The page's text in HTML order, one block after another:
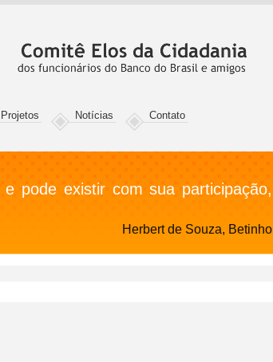
Projetos Notícias Contato
pode existir com sua participação,
Herbert de Souza, Betinho